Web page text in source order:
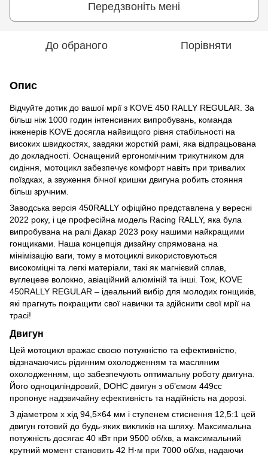
Передзвоніть мені
До обраного Порівняти
Опис
Відчуйте дотик до вашої мрії з KOVE 450 RALLY REGULAR. За
більш ніж 1000 годин інтенсивних випробувань, команда
інженерів KOVE досягла найвищого рівня стабільності на
високих швидкостях, завдяки жорсткій рамі, яка відпрацьована
до докладності. Оснащений ергономічним трикутником для
сидіння, мотоцикл забезпечує комфорт навіть при тривалих
поїздках, а звуження бічної кришки двигуна робить стояння
більш зручним.
Заводська версія 450RALLY офіційно представлена ​​у вересні
2022 року, і це професійна модель Racing RALLY, яка була
випробувана на ралі Дакар 2023 року нашими найкращими
гонщиками. Наша концепція дизайну спрямована на
мінімізацію ваги, тому в мотоциклі використовуються
високоміцні та легкі матеріали, такі як магнієвий сплав,
вуглецеве волокно, авіаційний алюміній та інші. Тож, KOVE
450RALLY REGULAR – ідеальний вибір для молодих гонщиків,
які прагнуть покращити свої навички та здійснити свої мрії на
трасі!
Двигун
Цей мотоцикл вражає своєю потужністю та ефективністю,
відзначаючись рідинним охолодженням та масляним
охолодженням, що забезпечують оптимальну роботу двигуна.
Його одноциліндровий, DOHC двигун з об’ємом 449cc
пропонує надзвичайну ефективність та надійність на дорозі.
З діаметром х хід 94,5×64 мм і ступенем стиснення 12,5:1 цей
двигун готовий до будь-яких викликів на шляху. Максимальна
потужність досягає 40 кВт при 9500 об/хв, а максимальний
крутний момент становить 42 Н·м при 7000 об/хв, надаючи